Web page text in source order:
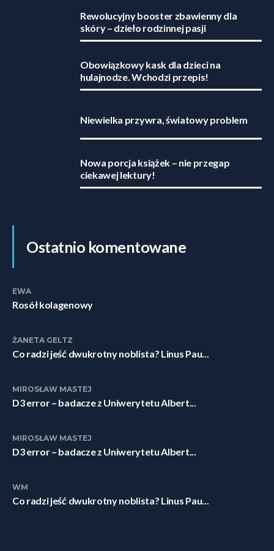
Rewolucyjny booster zbawienny dla
skóry – dzieło rodzinnej pasji
Obowiązkowy kask dla dzieci na
hulajnodze. Wchodzi przepis!
Niewielka przywra, światowy problem
Nowa porcja książek – nie przegap
ciekawej lektury!
Ostatnio komentowane
EWA
Rosół kolagenowy
ŻANETA GELTZ
Co radzi jeść dwukrotny noblista? Linus Pau...
MIROSŁAW MASTEJ
D3 error – badacze z Uniwerytetu Albert...
MIROSŁAW MASTEJ
D3 error – badacze z Uniwerytetu Albert...
WM
Co radzi jeść dwukrotny noblista? Linus Pau...